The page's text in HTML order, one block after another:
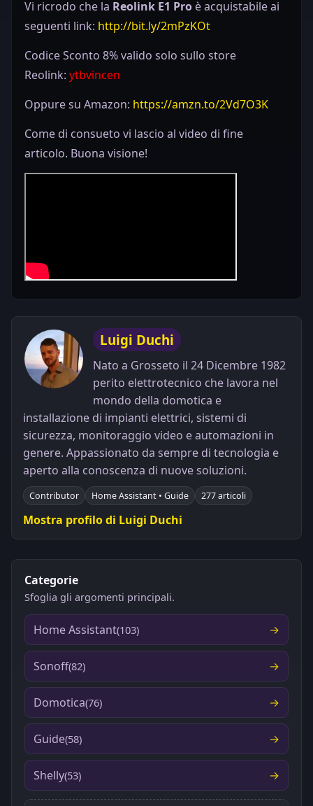
Vi ricrodo che la Reolink E1 Pro è acquistabile ai
seguenti link: http://bit.ly/2mPzKOt
Codice Sconto 8% valido solo sullo store
Reolink: ytbvincen
Oppure su Amazon: https://amzn.to/2Vd7O3K
Come di consueto vi lascio al video di fine
articolo. Buona visione!
Luigi Duchi
Nato a Grosseto il 24 Dicembre 1982
perito elettrotecnico che lavora nel
mondo della domotica e
installazione di impianti elettrici, sistemi di
sicurezza, monitoraggio video e automazioni in
genere. Appassionato da sempre di tecnologia e
aperto alla conoscenza di nuove soluzioni.
Contributor Home Assistant • Guide 277 articoli
Mostra profilo di Luigi Duchi
Categorie
Sfoglia gli argomenti principali.
Home Assistant(103)
Sonoff(82)
Domotica(76)
Guide(58)
Shelly(53)